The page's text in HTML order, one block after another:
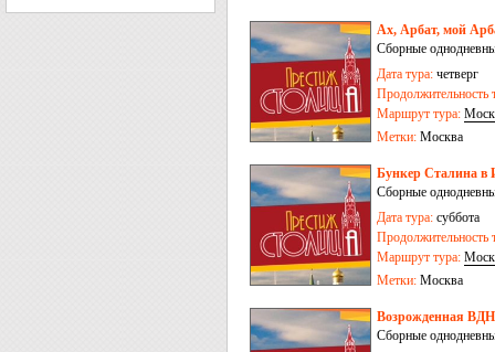
Ах, Арбат, мой
Сборные
Дата тура: четверг
Продолжительность
Маршрут тура:
Метки: Москва
Бункер Сталина в
Сборные
Дата тура: суббота
Продолжительность
Маршрут тура:
Метки: Москва
Возрожденная
Сборные